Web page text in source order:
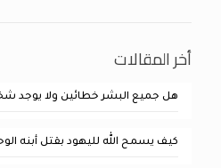
أخر المقالات
هل جميع البشر خطائين ولا يوجد
كيف يسمح الله لليهود بقتل أبنه